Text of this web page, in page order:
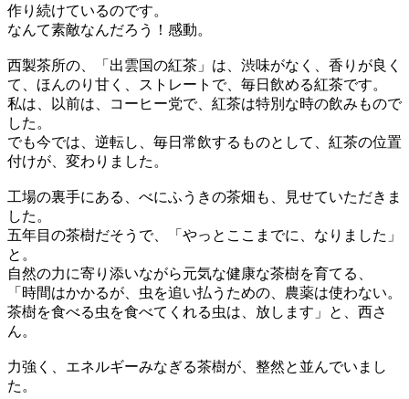
作り続けているのです。
なんて素敵なんだろう！感動。
西製茶所の、「出雲国の紅茶」は、渋味がなく、香りが良く
て、ほんのり甘く、ストレートで、毎日飲める紅茶です。
私は、以前は、コーヒー党で、紅茶は特別な時の飲みもので
した。
でも今では、逆転し、毎日常飲するものとして、紅茶の位置
付けが、変わりました。
工場の裏手にある、べにふうきの茶畑も、見せていただきま
した。
五年目の茶樹だそうで、「やっとここまでに、なりました」
と。
自然の力に寄り添いながら元気な健康な茶樹を育てる、
「時間はかかるが、虫を追い払うための、農薬は使わない。
茶樹を食べる虫を食べてくれる虫は、放します」と、西さ
ん。
力強く、エネルギーみなぎる茶樹が、整然と並んでいまし
た。